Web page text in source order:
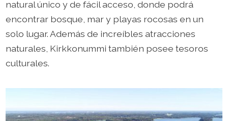
natural único y de fácil acceso, donde podrá
encontrar bosque, mar y playas rocosas en un
solo lugar. Además de increíbles atracciones
naturales, Kirkkonummi también posee tesoros
culturales.